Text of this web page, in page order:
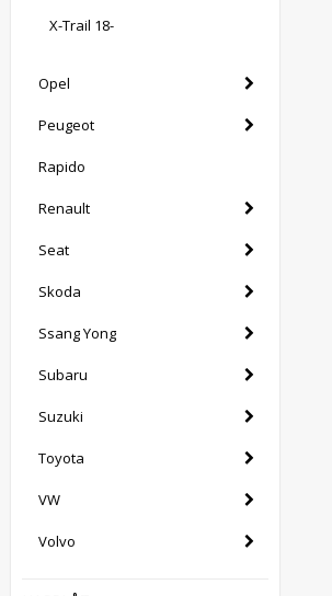
X-Trail 18-
Opel
Peugeot
Rapido
Renault
Seat
Skoda
Ssang Yong
Subaru
Suzuki
Toyota
VW
Volvo